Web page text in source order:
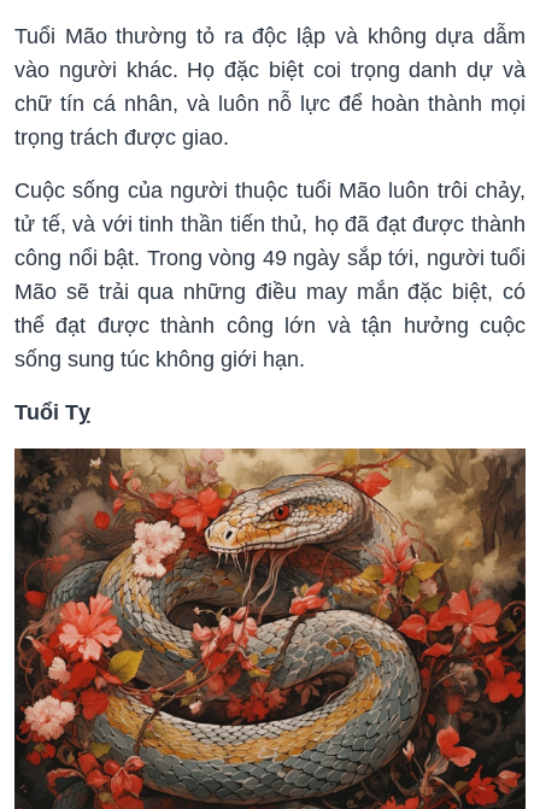
Tuổi Mão thường tỏ ra độc lập và không dựa dẫm
vào người khác. Họ đặc biệt coi trọng danh dự và
chữ tín cá nhân, và luôn nỗ lực để hoàn thành mọi
trọng trách được giao.
Cuộc sống của người thuộc tuổi Mão luôn trôi chảy,
tử tế, và với tinh thần tiến thủ, họ đã đạt được thành
công nổi bật. Trong vòng 49 ngày sắp tới, người tuổi
Mão sẽ trải qua những điều may mắn đặc biệt, có
thể đạt được thành công lớn và tận hưởng cuộc
sống sung túc không giới hạn.
Tuổi Tỵ